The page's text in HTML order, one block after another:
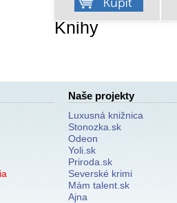
Knihy
Naše projekty
Luxusná knižnica
Stonozka.sk
Odeon
Yoli.sk
Priroda.sk
Severské krimi
Mám talent.sk
Ajna